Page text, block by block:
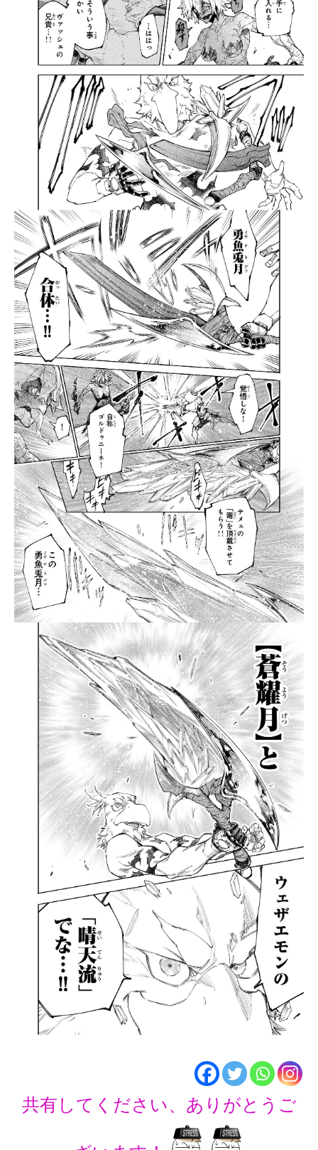
共有してください、ありがとうご